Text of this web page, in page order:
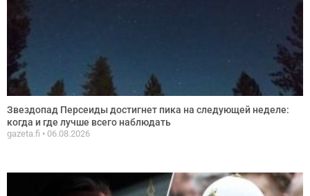
Звездопад Персеиды достигнет пика на следующей неделе:
когда и где лучше всего наблюдать
gazeta.fi 06.08.2026